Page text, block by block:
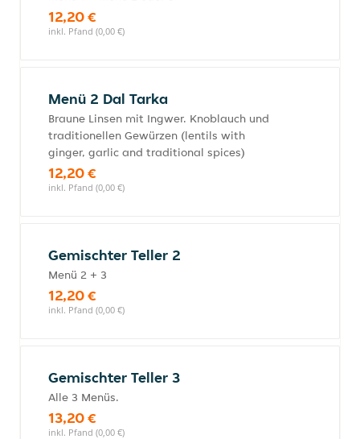
12,20 €
inkl. Pfand (0,00 €)
Menü 2 Dal Tarka
Braune Linsen mit Ingwer. Knoblauch und
traditionellen Gewürzen (lentils with
ginger, garlic and traditional spices)
12,20 €
inkl. Pfand (0,00 €)
Gemischter Teller 2
Menü 2 + 3
12,20 €
inkl. Pfand (0,00 €)
Gemischter Teller 3
Alle 3 Menüs.
13,20 €
inkl. Pfand (0,00 €)